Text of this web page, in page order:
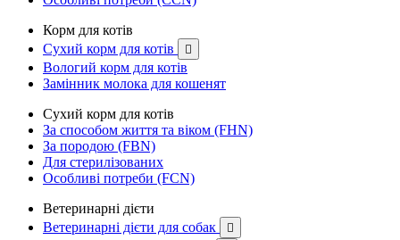
Корм для котів
Сухий корм для котів

Вологий корм для котів
Замінник молока для кошенят
Сухий корм для котів
За способом життя та віком (FHN)
За породою (FBN)
Для стерилізованих
Особливі потреби (FCN)
Ветеринарні дієти
Ветеринарні дієти для собак
